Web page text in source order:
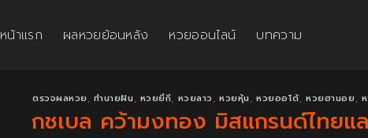
หน้าแรก ผลหวยย้อนหลัง หวยออนไลน์ บทความ
ตรวจผลหวย,ทำนายฝัน, หวยยี่กี, หวยลาว,หวยหุ้น, หวยออโต้,หวยฮานอย,
กชเบล คว้ามงทอง มิสแกรนด์ไทยแ